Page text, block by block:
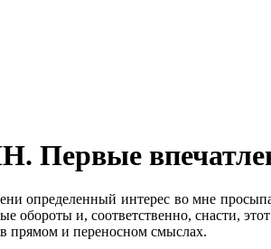
Первые
определенный интерес во мне
обороты и, соответственно, снасти,
прямом и переносном смыслах.